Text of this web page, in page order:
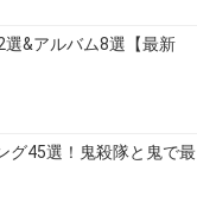
&アルバム8選【最新
グ45選！鬼殺隊と鬼で最